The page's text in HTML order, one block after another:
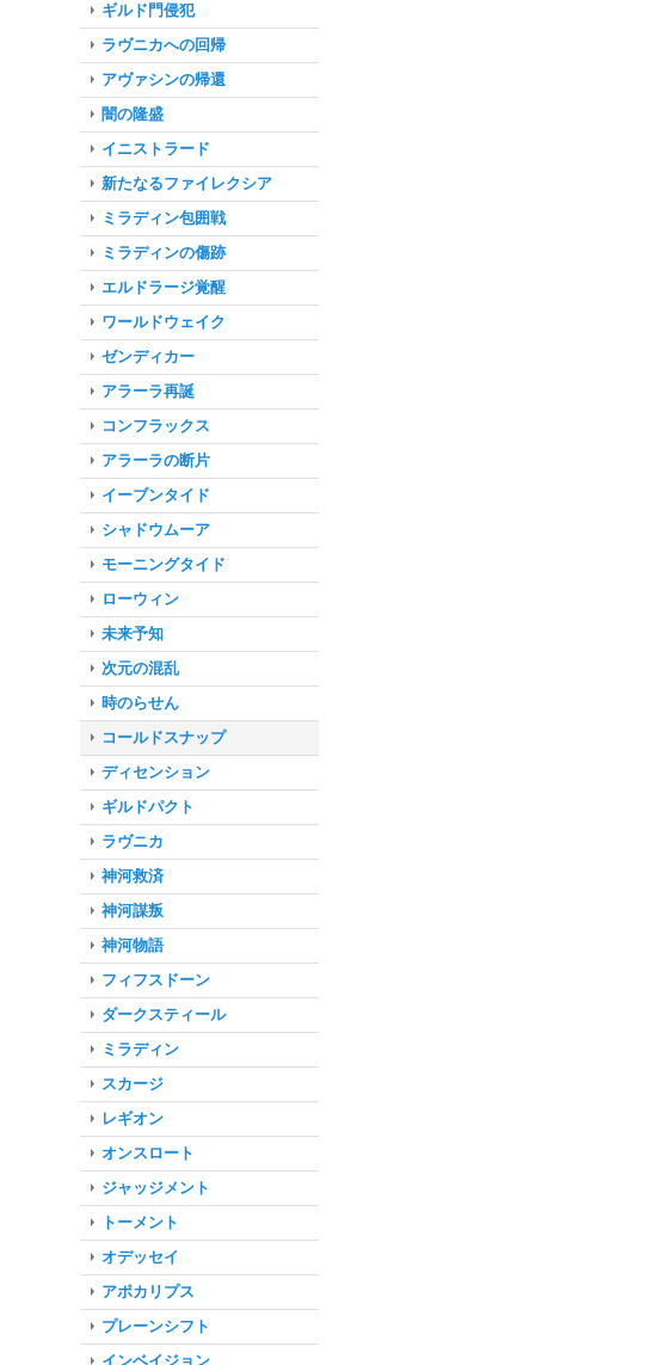
ギルド門侵犯
ラヴニカへの回帰
アヴァシンの帰還
闇の隆盛
イニストラード
新たなるファイレクシア
ミラディン包囲戦
ミラディンの傷跡
エルドラージ覚醒
ワールドウェイク
ゼンディカー
アラーラ再誕
コンフラックス
アラーラの断片
イーブンタイド
シャドウムーア
モーニングタイド
ローウィン
未来予知
次元の混乱
時のらせん
コールドスナップ
ディセンション
ギルドパクト
ラヴニカ
神河救済
神河謀叛
神河物語
フィフスドーン
ダークスティール
ミラディン
スカージ
レギオン
オンスロート
ジャッジメント
トーメント
オデッセイ
アポカリプス
プレーンシフト
インベイジョン